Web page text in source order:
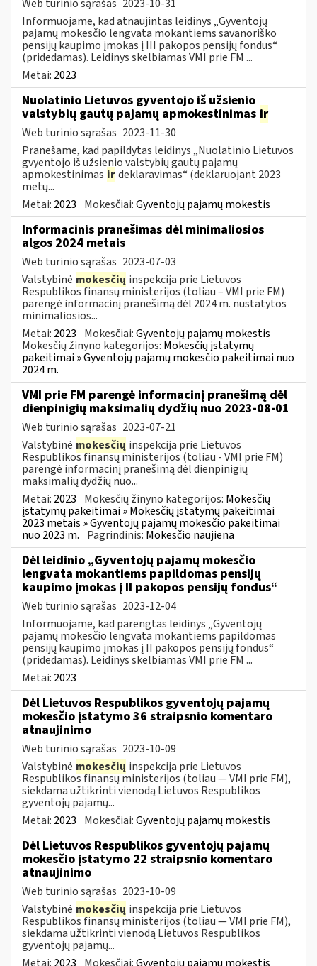
Web turinio sąrašas 2023-10-31
Informuojame, kad atnaujintas leidinys „Gyventojų
pajamų mokesčio lengvata mokantiems savanoriško
pensijų kaupimo įmokas į III pakopos pensijų fondus“
(pridedamas). Leidinys skelbiamas VMI prie FM ...
Metai: 2023
Nuolatinio Lietuvos gyventojo iš užsienio
valstybių gautų pajamų apmokestinimas ir
Web turinio sąrašas 2023-11-30
Pranešame, kad papildytas leidinys „Nuolatinio Lietuvos
gvyentojo iš užsienio valstybių gautų pajamų
apmokestinimas irdeklaravimas“ (deklaruojant 2023
metų...
Metai: 2023 Mokesčiai:Gyventojų pajamų mokestis
Informacinis pranešimas dėl minimaliosios
algos 2024 metais
Web turinio sąrašas 2023-07-03
Valstybinė mokesčių inspekcija prie Lietuvos
Respublikos finansų ministerijos (toliau – VMI prie FM)
parengė informacinį pranešimą dėl 2024 m. nustatytos
minimaliosios...
Metai: 2023 Mokesčiai:Gyventojų pajamų mokestis
Mokesčių žinyno kategorijos: Mokesčių įstatymų
pakeitimai » Gyventojų pajamų mokesčio pakeitimai nuo
2024 m.
VMI prie FM parengė informacinį pranešimą dėl
dienpinigių maksimalių dydžių nuo 2023-08-01
Web turinio sąrašas 2023-07-21
Valstybinė mokesčių inspekcija prie Lietuvos
Respublikos finansų ministerijos (toliau - VMI prie FM)
parengė informacinį pranešimą dėl dienpinigių
maksimalių dydžių nuo...
Metai: 2023 Mokesčių žinyno kategorijos: Mokesčių
įstatymų pakeitimai » Mokesčių įstatymų pakeitimai
2023 metais » Gyventojų pajamų mokesčio pakeitimai
nuo 2023 m. Pagrindinis: Mokesčio naujiena
Dėl leidinio „Gyventojų pajamų mokesčio
lengvata mokantiems papildomas pensijų
kaupimo įmokas į II pakopos pensijų fondus“
Web turinio sąrašas 2023-12-04
Informuojame, kad parengtas leidinys „Gyventojų
pajamų mokesčio lengvata mokantiems papildomas
pensijų kaupimo įmokas į II pakopos pensijų fondus“
(pridedamas). Leidinys skelbiamas VMI prie FM ...
Metai: 2023
Dėl Lietuvos Respublikos gyventojų pajamų
mokesčio įstatymo 36 straipsnio komentaro
atnaujinimo
Web turinio sąrašas 2023-10-09
Valstybinė mokesčių inspekcija prie Lietuvos
Respublikos finansų ministerijos (toliau — VMI prie FM),
siekdama užtikrinti vienodą Lietuvos Respublikos
gyventojų pajamų...
Metai: 2023 Mokesčiai:Gyventojų pajamų mokestis
Dėl Lietuvos Respublikos gyventojų pajamų
mokesčio įstatymo 22 straipsnio komentaro
atnaujinimo
Web turinio sąrašas 2023-10-09
Valstybinė mokesčių inspekcija prie Lietuvos
Respublikos finansų ministerijos (toliau — VMI prie FM),
siekdama užtikrinti vienodą Lietuvos Respublikos
gyventojų pajamų...
Metai: 2023 Mokesčiai:Gyventojų pajamų mokestis